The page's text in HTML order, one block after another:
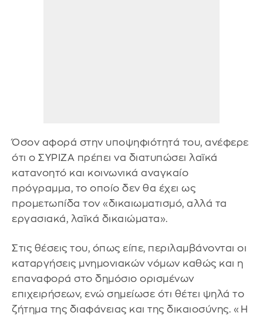
Όσον αφορά στην υποψηφιότητά του, ανέφερε
ότι ο ΣΥΡΙΖΑ πρέπει να διατυπώσει λαϊκά
κατανοητό και κοινωνικά αναγκαίο
πρόγραμμα, το οποίο δεν θα έχει ως
προμετωπίδα τον «δικαιωματισμό, αλλά τα
εργασιακά, λαϊκά δικαιώματα».
Στις θέσεις του, όπως είπε, περιλαμβάνονται οι
καταργήσεις μνημονιακών νόμων καθώς και η
επαναφορά στο δημόσιο ορισμένων
επιχειρήσεων, ενώ σημείωσε ότι θέτει ψηλά το
ζήτημα της διαφάνειας και της δικαιοσύνης. «Η